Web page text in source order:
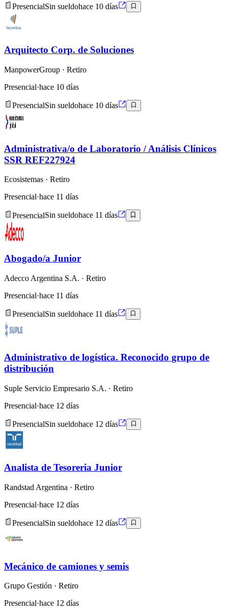
PresencialSin sueldohace 10 días
Arquitecto Corp. de Soluciones
ManpowerGroup · Retiro
Presencial·hace 10 días
PresencialSin sueldohace 10 días
Administrativa/o de Laboratorio / Análisis Clínicos
SSR REF227924
Ecosistemas · Retiro
Presencial·hace 11 días
PresencialSin sueldohace 11 días
Abogado/a Junior
Adecco Argentina S.A. · Retiro
Presencial·hace 11 días
PresencialSin sueldohace 11 días
Administrativo de logística. Reconocido grupo de
distribución
Suple Servicio Empresario S.A. · Retiro
Presencial·hace 12 días
PresencialSin sueldohace 12 días
Analista de Tesoreria Junior
Randstad Argentina · Retiro
Presencial·hace 12 días
PresencialSin sueldohace 12 días
Mecánico de camiones y semis
Grupo Gestión · Retiro
Presencial·hace 12 días